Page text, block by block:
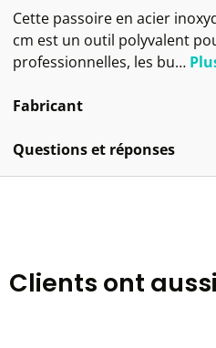
Cette passoire en acier
cm est un outil polyvalent
professionnelles, les bu…
Fabricant
Questions et réponses
Clients ont